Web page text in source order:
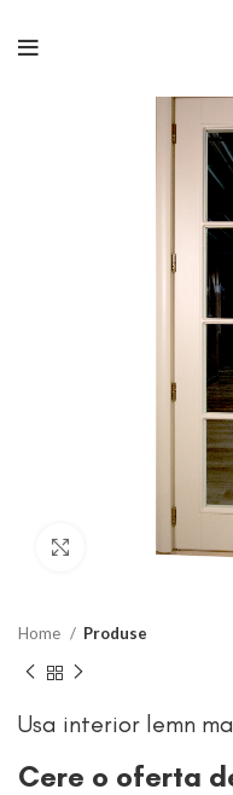
Click to enlarge
Home Produse
Usa interior lemn
Cere o oferta